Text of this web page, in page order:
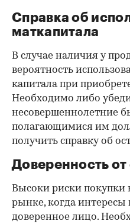
Справка об
маткапитала
В случае наличия у
вероятность
капитала при
Необходимо либо
несовершеннолетние
полагающимися им
получить справку об
Доверенность
Высоки риски покупки
рынке, когда интересы
доверенное лицо.